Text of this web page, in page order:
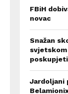
FBiH
novac
Snažan
poskupjeti
Jardoljani